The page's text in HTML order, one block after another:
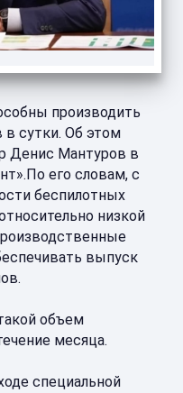
производить
сутки. Об этом
Денис Мантуров в
его словам, с
беспилотных
низкой
выпуск
объем
месяца.
специальной